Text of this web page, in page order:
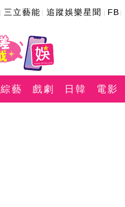
三立藝能 追蹤娛樂星聞 FB
綜藝 戲劇 日韓 電影